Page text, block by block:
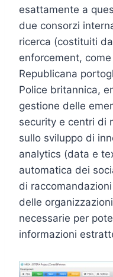
esattamente a
due consorzi
ricerca (costituiti
enforcement,
Republicana
Police britannica,
gestione delle
security e centri di
sullo sviluppo di
analytics (data e
automatica dei
di
delle
necessarie per
informazioni